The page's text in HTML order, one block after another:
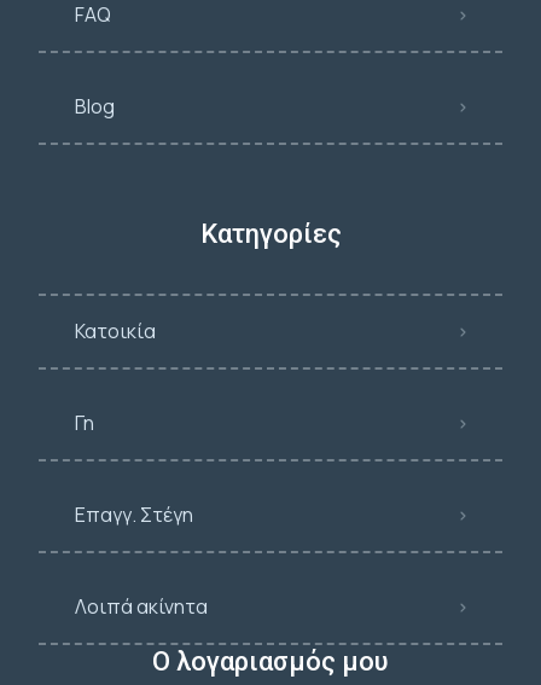
FAQ
Blog
Κατηγορίες
Κατοικία
Γη
Επαγγ. Στέγη
Λοιπά ακίνητα
Ο λογαριασμός μου